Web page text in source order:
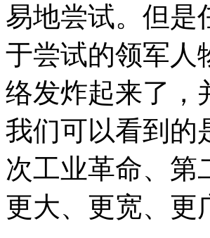
易地尝试。但是
于尝试的领军人
络发炸起来了，
我们可以看到的
次工业革命、第
更大、更宽、更